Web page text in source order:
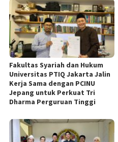
Fakultas Syariah dan Hukum
Universitas PTIQ Jakarta Jalin
Kerja Sama dengan PCINU
Jepang untuk Perkuat Tri
Dharma Perguruan Tinggi